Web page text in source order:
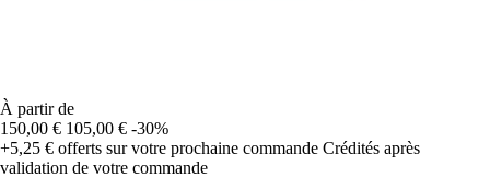
À partir de
150,00 € 105,00 € -30%
+5,25 € offerts sur votre prochaine commande Crédités après
validation de votre commande